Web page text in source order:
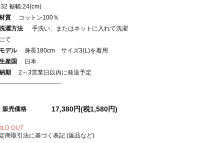
裾幅:24(cm)
質 コットン100％
濯方法 手洗い、またはネットに入れて洗濯
て
モデル身長180cm サイズ3(L)を着用
産国
日本
期 2～3営業日以内に発送予定
販売価格 17,380円(税1,580円)
OUT
商取引法に基づく表記 (返品など)